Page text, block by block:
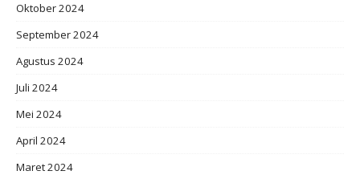
Oktober 2024
September 2024
Agustus 2024
Juli 2024
Mei 2024
April 2024
Maret 2024